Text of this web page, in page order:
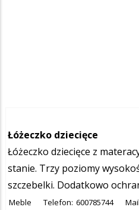
Łóżeczko dziecięce
Łóżeczko dziecięce z
stanie. Trzy poziomy
szczebelki. Dodatkowo
Meble Telefon: 600785744